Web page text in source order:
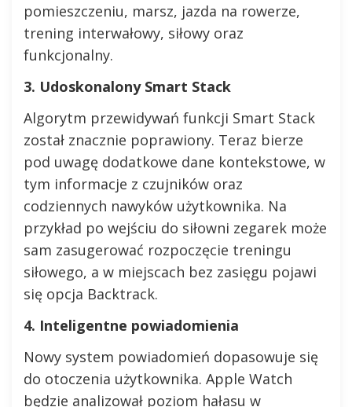
pomieszczeniu, marsz, jazda na rowerze,
trening interwałowy, siłowy oraz
funkcjonalny.
3. Udoskonalony Smart Stack
Algorytm przewidywań funkcji Smart Stack
został znacznie poprawiony. Teraz bierze
pod uwagę dodatkowe dane kontekstowe, w
tym informacje z czujników oraz
codziennych nawyków użytkownika. Na
przykład po wejściu do siłowni zegarek może
sam zasugerować rozpoczęcie treningu
siłowego, a w miejscach bez zasięgu pojawi
się opcja Backtrack.
4. Inteligentne powiadomienia
Nowy system powiadomień dopasowuje się
do otoczenia użytkownika. Apple Watch
będzie analizował poziom hałasu w